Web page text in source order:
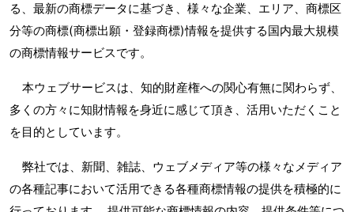
る、最新の商標データに基づき、様々な企業、エリア、商標区
分等の商標(商標出願・登録商標)情報を提供する国内最大規模
の商標情報サービスです。
本ウェブサービスは、知的財産権への関心有無に関わらず、
多くの方々に知財情報を身近に感じて頂き、活用いただくこと
を目的としています。
弊社では、新聞、雑誌、ウェブメディア等の様々なメディア
の各種記事において活用できる各種商標情報の提供を積極的に